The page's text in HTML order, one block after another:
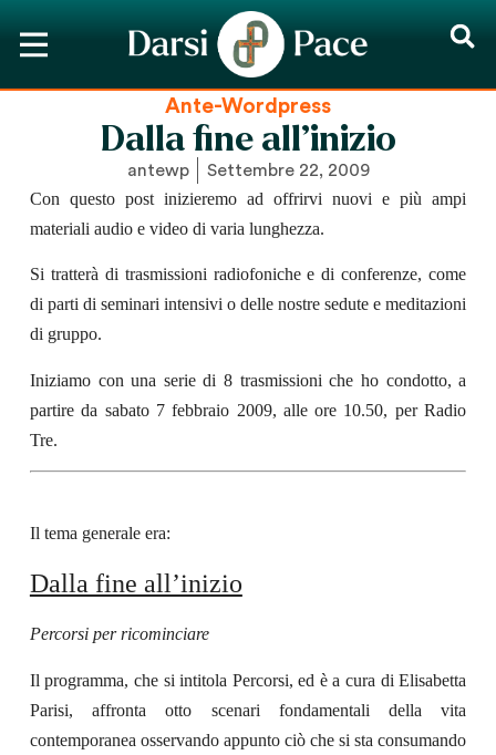
Ante-Wordpress
Dalla fine all’inizio
antewp Settembre 22, 2009
Con questo post inizieremo ad offrirvi nuovi e più ampi
materiali audio e video di varia lunghezza.
Si tratterà di trasmissioni radiofonichee di conferenze, come
di parti di seminari intensivi o delle nostre sedute e meditazioni
di gruppo.
Iniziamo con una serie di 8 trasmissioni che ho condotto, a
partire da sabato 7 febbraio 2009, alle ore 10.50, per Radio
Tre.
Il tema generale era:
Dalla fine all’inizio
Percorsi per ricominciare
Il programma, che si intitola Percorsi, ed è a cura di Elisabetta
Parisi, affronta otto scenari fondamentali della vita
contemporanea osservando appunto ciò che si sta consumando